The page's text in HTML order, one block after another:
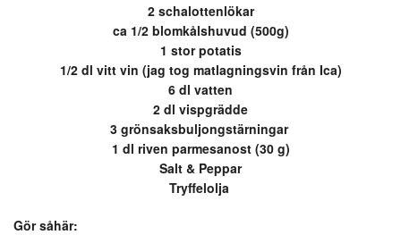
2 schalottenlökar
ca 1/2 blomkålshuvud (500g)
1 stor potatis
1/2dl vitt vin (jag tog matlagningsvin från Ica)
6 dl vatten
2 dl vispgrädde
3 grönsaksbuljongstärningar
1 dl riven parmesanost (30 g)
Salt & Peppar
Tryffelolja
Gör såhär: